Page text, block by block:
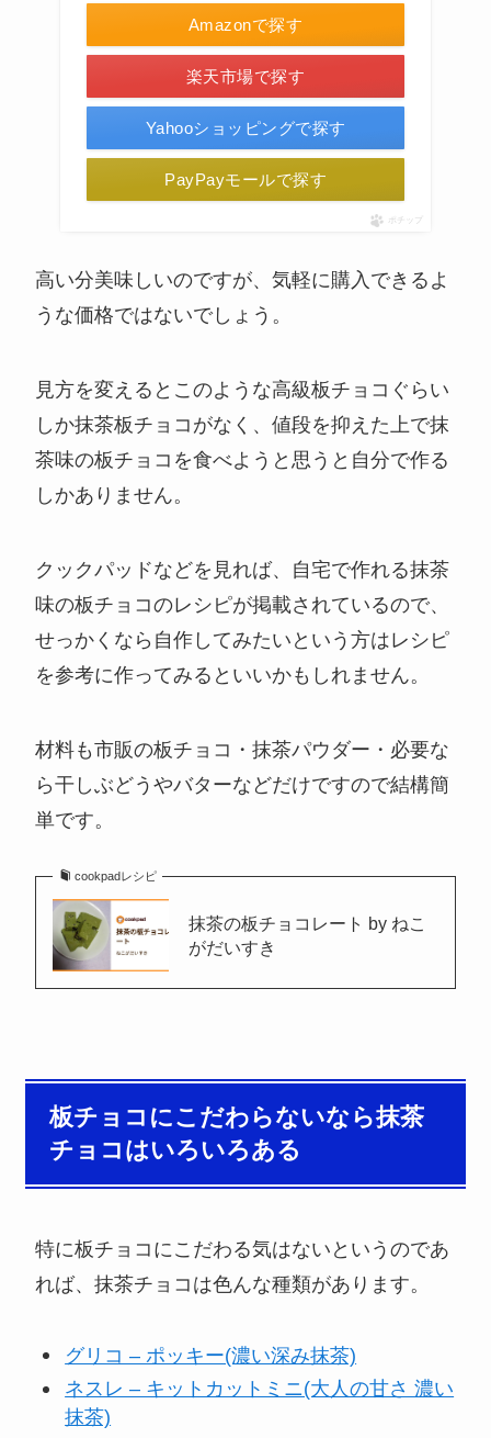
Amazonで探す
楽天市場で探す
Yahooショッピングで探す
PayPayモールで探す
ポチップ
高い分美味しいのですが、気軽に購入できるよ
うな価格ではないでしょう。
見方を変えるとこのような高級板チョコぐらい
しか抹茶板チョコがなく、値段を抑えた上で抹
茶味の板チョコを食べようと思うと自分で作る
しかありません。
クックパッドなどを見れば、自宅で作れる抹茶
味の板チョコのレシピが掲載されているので、
せっかくなら自作してみたいという方はレシピ
を参考に作ってみるといいかもしれません。
材料も市販の板チョコ・抹茶パウダー・必要な
ら干しぶどうやバターなどだけですので結構簡
単です。
cookpadレシピ
抹茶の板チョコレート by ねこ
がだいすき
板チョコにこだわらないなら抹茶
チョコはいろいろある
特に板チョコにこだわる気はないというのであ
れば、抹茶チョコは色んな種類があります。
グリコ – ポッキー(濃い深み抹茶)
ネスレ – キットカットミニ(大人の甘さ 濃い
抹茶)